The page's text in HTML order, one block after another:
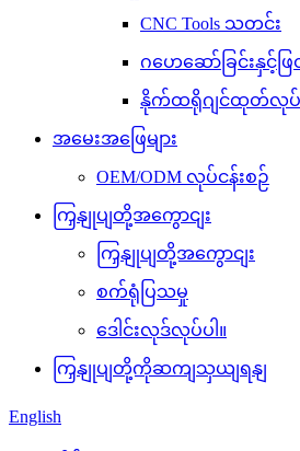
CNC Tools သတင်း
ဂဟေဆော်ခြင်းနှင့်
နိုက်ထရိုဂျင်ထုတ်လု
အမေးအဖြေများ
OEM/ODM လုပ်ငန်းစဉ်
ကြှနျုပျတို့အကွောငျး
ကြှနျုပျတို့အကွောငျး
စက်ရုံပြသမှု
ဒေါင်းလုဒ်လုပ်ပါ။
ကြှနျုပျတို့ကိုဆကျသှယျရနျ
English